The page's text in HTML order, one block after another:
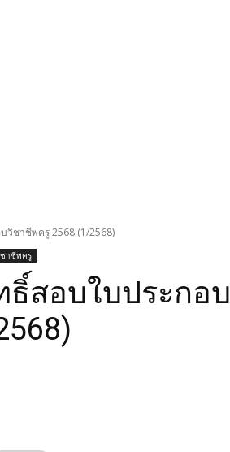
วิชาชีพครู 2568 (1/2568)
ชาชีพครู
สอบใบประกอบ